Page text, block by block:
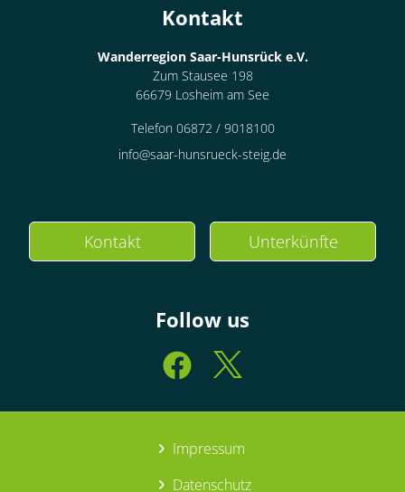
Kontakt
Wanderregion Saar-Hunsrück e.V.
Zum Stausee 198
66679 Losheim am See
Telefon 06872 / 9018100
info@saar-hunsrueck-steig.de
Kontakt Unterkünfte
Follow us
Impressum
Datenschutz